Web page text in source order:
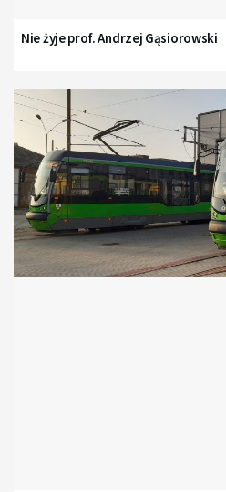
Nie żyje prof. Andrzej Gąsiorowski